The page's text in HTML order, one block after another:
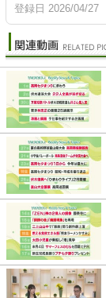
登録日 2026/04/27